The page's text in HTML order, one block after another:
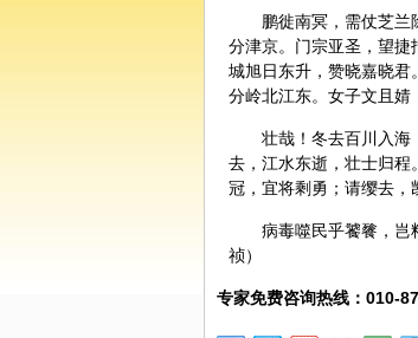
鹏徙南冥，需仗芝
分津京。门宗亚圣，望捷
城旭日东升，赞晓嘉晓
分岭北江东。女子文且婧
壮哉！冬去百川入海
去，江水东逝，壮士归
冠，宜将剩勇；请缨去，
病毒噬民乎饕餮，岂
祯）
专家免费咨询热线：010-